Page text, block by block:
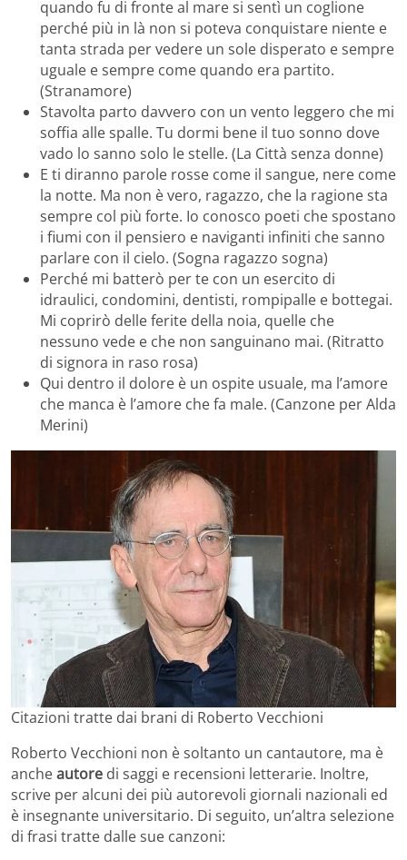
quando fu di fronte al mare si sentì un coglione
perché più in là non si poteva conquistare niente e
tanta strada per vedere un sole disperato e sempre
uguale e sempre come quando era partito.
(Stranamore)
Stavolta parto davvero con un vento leggero che mi
soffia alle spalle. Tu dormi bene il tuo sonno dove
vado lo sanno solo le stelle. (La Città senza donne)
E ti diranno parole rosse come il sangue, nere come
la notte. Ma non è vero, ragazzo, che la ragione sta
sempre col più forte. Io conosco poeti che spostano
i fiumi con il pensiero e naviganti infiniti che sanno
parlare con il cielo. (Sogna ragazzo sogna)
Perché mi batterò per te con un esercito di
idraulici, condomini, dentisti, rompipalle e bottegai.
Mi coprirò delle ferite della noia, quelle che
nessuno vede e che non sanguinano mai. (Ritratto
di signora in raso rosa)
Qui dentro il dolore è un ospite usuale, ma l’amore
che manca è l’amore che fa male. (Canzone per Alda
Merini)
Citazioni tratte dai brani di Roberto Vecchioni
Roberto Vecchioni non è soltanto un cantautore, ma è
ancheautore di saggi e recensioni letterarie. Inoltre,
scrive per alcuni dei più autorevoli giornali nazionali ed
è insegnante universitario. Di seguito, un’altra selezione
di frasi tratte dalle sue canzoni: